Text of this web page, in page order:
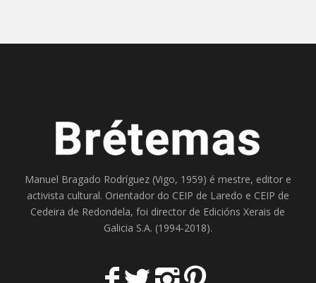
Manuel Bragado Rodríguez (Vigo, 1959) é mestre, editor e
activista cultural. Orientador do CEIP de Laredo e CEIP de
Cedeira de Redondela, foi director de Edicións Xerais de
Galicia S.A. (1994-2018).